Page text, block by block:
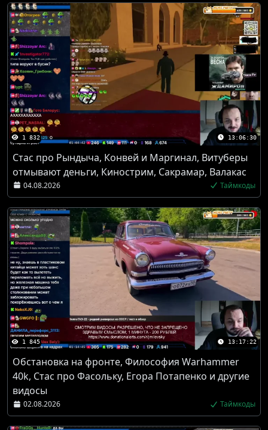
1 832 13:06:30
Стас про Рындыча, Конвей и Маргинал, Витуберы
отмывают деньги, Кинострим, Сакрамар, Валакас
04.08.2026 Таймкоды
1 845 13:17:22
Обстановка на фронте, Философия Warhammer
40k, Стас про Фасольку, Егора Потапенко и другие
видосы
02.08.2026 Таймкоды